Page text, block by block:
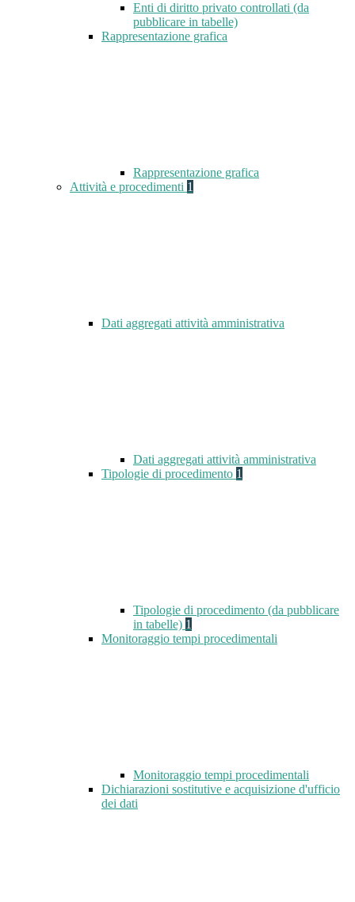
Enti di diritto privato controllati (da
pubblicare in tabelle)
Rappresentazione grafica
Rappresentazione grafica
Attività e procedimenti 1
Dati aggregati attività amministrativa
Dati aggregati attività amministrativa
Tipologie di procedimento 1
Tipologie di procedimento (da pubblicare
in tabelle) 1
Monitoraggio tempi procedimentali
Monitoraggio tempi procedimentali
Dichiarazioni sostitutive e acquisizione d'ufficio
dei dati